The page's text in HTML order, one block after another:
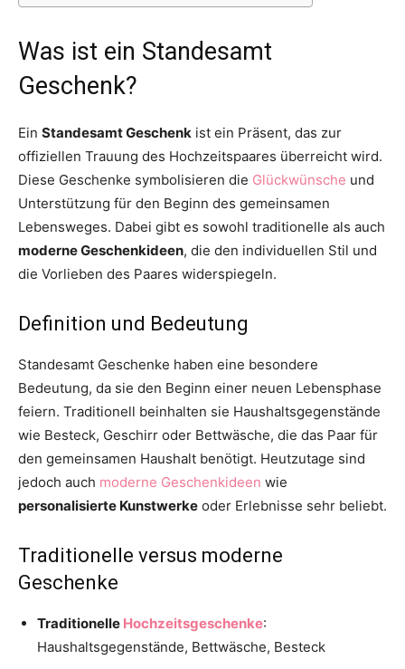
Was ist ein Standesamt
Geschenk?
Ein Standesamt Geschenk ist ein Präsent, das zur
offiziellen Trauung des Hochzeitspaares überreicht wird.
Diese Geschenke symbolisieren die Glückwünsche und
Unterstützung für den Beginn des gemeinsamen
Lebensweges. Dabei gibt es sowohl traditionelle als auch
moderne Geschenkideen, die den individuellen Stil und
die Vorlieben des Paares widerspiegeln.
Definition und Bedeutung
Standesamt Geschenke haben eine besondere
Bedeutung, da sie den Beginn einer neuen Lebensphase
feiern. Traditionell beinhalten sie Haushaltsgegenstände
wie Besteck, Geschirr oder Bettwäsche, die das Paar für
den gemeinsamen Haushalt benötigt. Heutzutage sind
jedoch auch moderne Geschenkideen wie
personalisierte Kunstwerke oder Erlebnisse sehr beliebt.
Traditionelle versus moderne
Geschenke
Traditionelle Hochzeitsgeschenke:
Haushaltsgegenstände, Bettwäsche, Besteck